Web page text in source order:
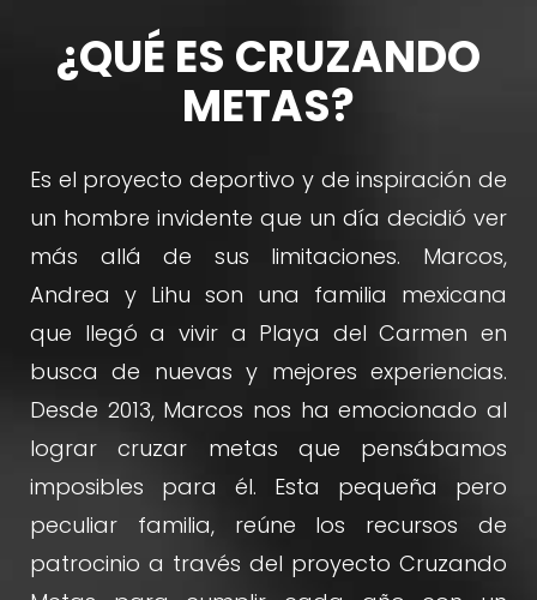
¿QUÉ ES CRUZANDO
METAS?
Es el proyecto deportivo y de inspiración de
un hombre invidente que un día decidió ver
más allá de sus limitaciones. Marcos,
Andrea y Lihu son una familia mexicana
que llegó a vivir a Playa del Carmen en
busca de nuevas y mejores experiencias.
Desde 2013, Marcos nos ha emocionado al
lograr cruzar metas que pensábamos
imposibles para él. Esta pequeña pero
peculiar familia, reúne los recursos de
patrocinio a través del proyecto Cruzando